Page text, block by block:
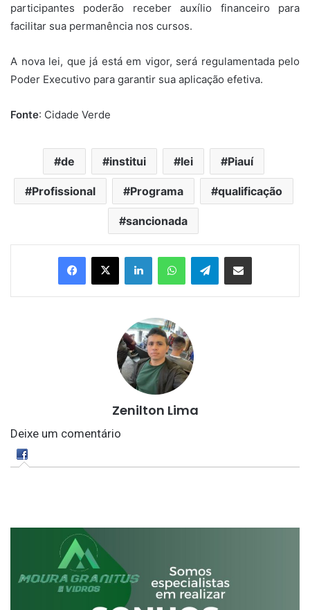
participantes poderão receber auxílio financeiro para
facilitar sua permanência nos cursos.
A nova lei, que já está em vigor, será regulamentada pelo
Poder Executivo para garantir sua aplicação efetiva.
Fonte: Cidade Verde
de institui lei Piauí
Profissional Programa qualificação
sancionada
Telegram
Zenilton Lima
Deixe um comentário